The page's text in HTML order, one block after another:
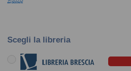
Scegli la libreria